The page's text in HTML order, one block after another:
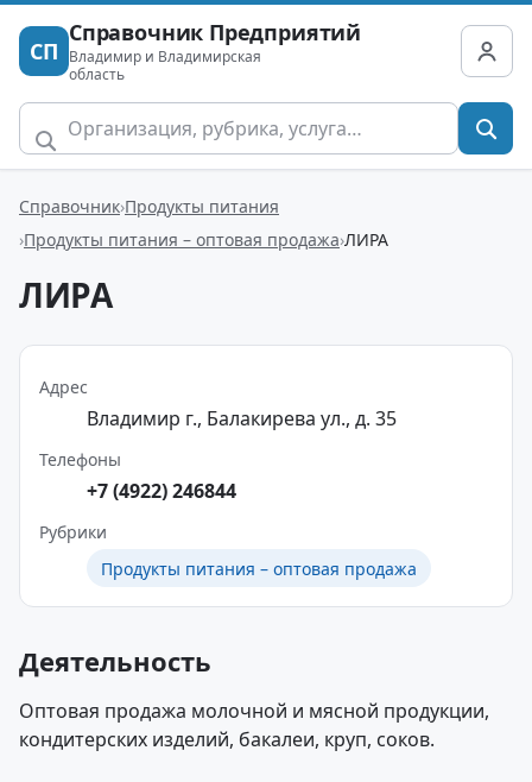
СП
Справочник Предприятий
Владимир и Владимирская
область
Справочник Продукты питания
Продукты питания – оптовая продажа ЛИРА
ЛИРА
Адрес
Владимир г., Балакирева ул., д. 35
Телефоны
+7 (4922) 246844
Рубрики
Продукты питания – оптовая продажа
Деятельность
Оптовая продажа молочной и мясной продукции,
кондитерских изделий, бакалеи, круп, соков.